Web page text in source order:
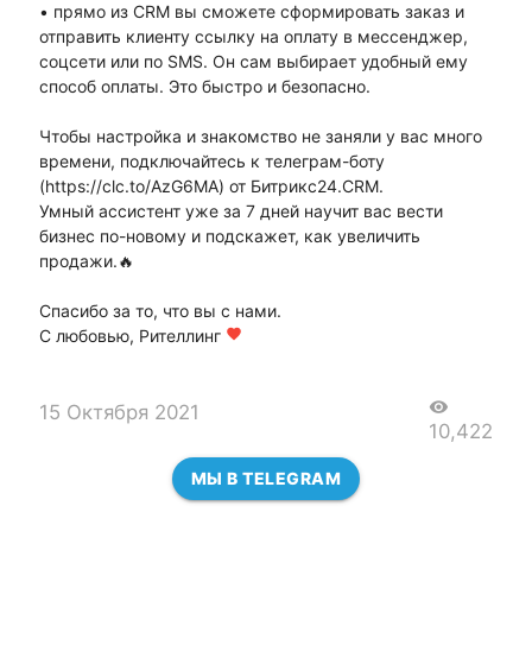
• прямо из CRM вы сможете сформировать заказ и
отправить клиенту ссылку на оплату в мессенджер,
соцсети или по SMS. Он сам выбирает удобный ему
способ оплаты. Это быстро и безопасно.
Чтобы настройка и знакомство не заняли у вас много
времени, подключайтесь к телеграм-боту
(https://clc.to/AzG6MA) от Битрикс24.CRM.
Умный ассистент уже за 7 дней научит вас вести
бизнес по-новому и подскажет, как увеличить
продажи.🔥
Спасибо за то, что вы с нами.
С любовью, Рителлинг favorite
15 Октября 2021 visibility
10,422
МЫ В TELEGRAM